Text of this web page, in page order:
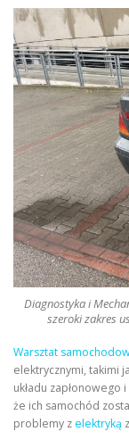
Diagnostyka i
szeroki zakres
Warsztat
elektrycznymi, takimi
układu zapłonowego
że ich samochód
problemy z elektryką